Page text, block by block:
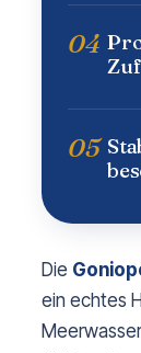
04
05
Die
ein echtes